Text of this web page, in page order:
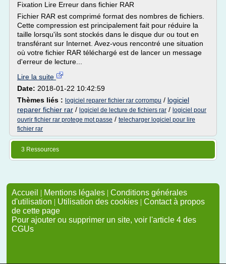
Fixation Lire Erreur dans fichier RAR
Fichier RAR est comprimé format des nombres de fichiers.
Cette compression est principalement fait pour réduire la
taille lorsqu'ils sont stockés dans le disque dur ou tout en
transférant sur Internet. Avez-vous rencontré une situation
où votre fichier RAR téléchargé est de lancer un message
d'erreur de lecture...
Lire la suite
Date: 2018-01-22 10:42:59
Thèmes liés : logiciel reparer fichier rar corrompu / logiciel
reparer fichier rar / logiciel de lecture de fichiers rar / logiciel pour
ouvrir fichier rar protege mot passe / telecharger logiciel pour lire
fichier rar
3 Ressources
Accueil | Mentions légales | Conditions générales
d'utilisation | Utilisation des cookies | Contact à propos
de cette page
Pour ajouter ou supprimer un site, voir l'article 4 des
CGUs